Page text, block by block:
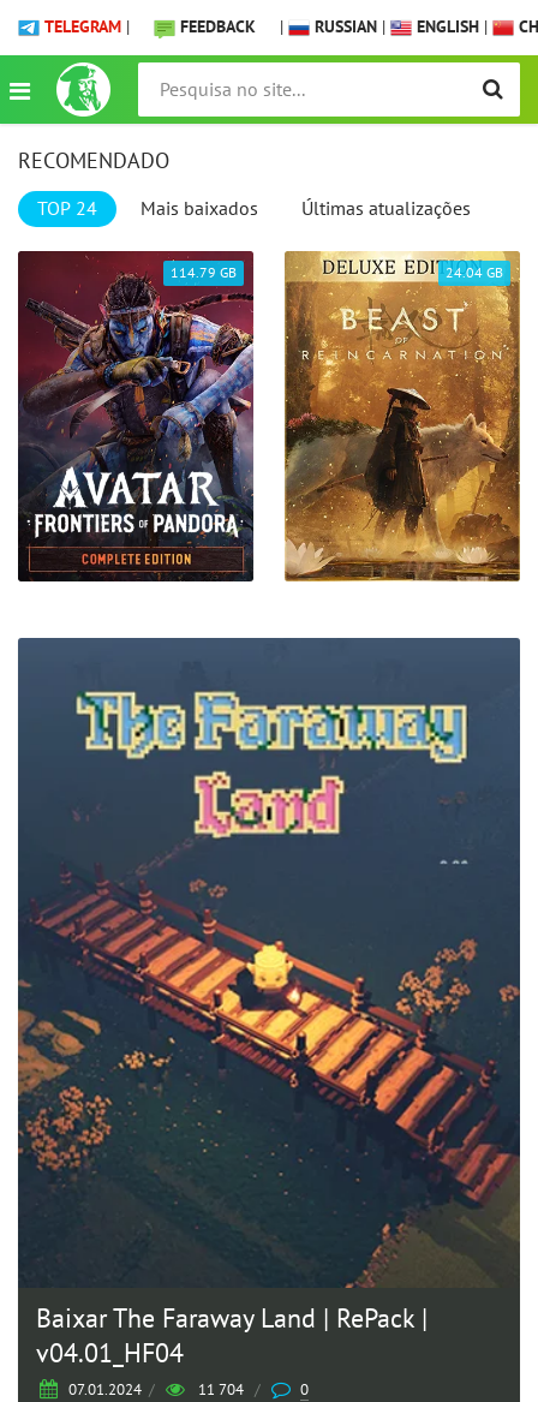
TELEGRAM | FEEDBACK | RUSSIAN | ENGLISH |
RECOMENDADO
TOP 24 Mais baixados Últimas atualizações
24.04 GB
Baixar The Faraway Land | RePack |
v04.01_HF04
07.01.2024 / 11 704 / 0